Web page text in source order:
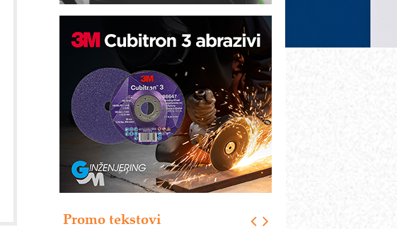
Promo tekstovi
Trajna oznaka kao dugoročna korist
Bezbednost na prvom mestu!
IB BLUMENAUER - više od 40 godina
poverenja u industriji
RMQ-TITAN ADVANCED INDICATOR
– Pametna signalizacija za efikasnije
upravljanje mašinama
solarnim elektranama i vetroparkovima